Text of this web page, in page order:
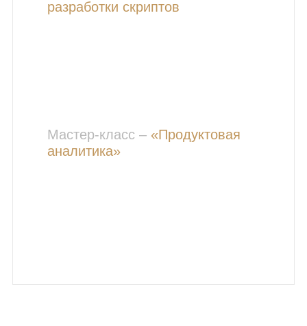
разработки скриптов
Мастер-класс – «Продуктовая
аналитика»